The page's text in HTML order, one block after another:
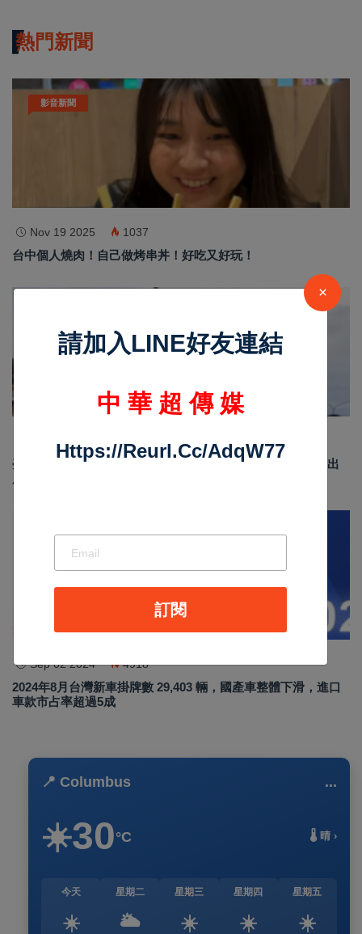
熱門新聞
影音新聞
Nov 19 2025 1037
台中個人燒肉！自己做烤串丼！好吃又好玩！
臺南安平龍舟賽結合反賄選宣導 政風處倡議乾淨選舉 划出
汽車新聞
Sep 02 2024 4918
2024年8月台灣新車掛牌數 29,403 輛，國產車整體下滑，進口
車款市占率超過5成
📍 Columbus ...
☀️30°C 🌡️ 晴 ›
今天
☀️
星期二
🌥️
星期三
☀️
星期四
☀️
星期五
☀️
×
請加入LINE好友連結
中 華 超 傳 媒
Https://reurl.cc/adqW77
訂閱